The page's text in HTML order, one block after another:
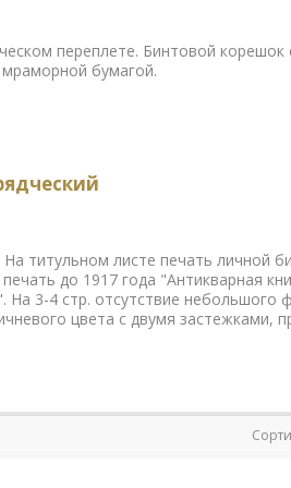
переплете. Бинтовой
бумагой.
титульном листе печать личной
до 1917 года "Антикварная
На 3-4 стр. отсутствие
цвета с двумя застежками,